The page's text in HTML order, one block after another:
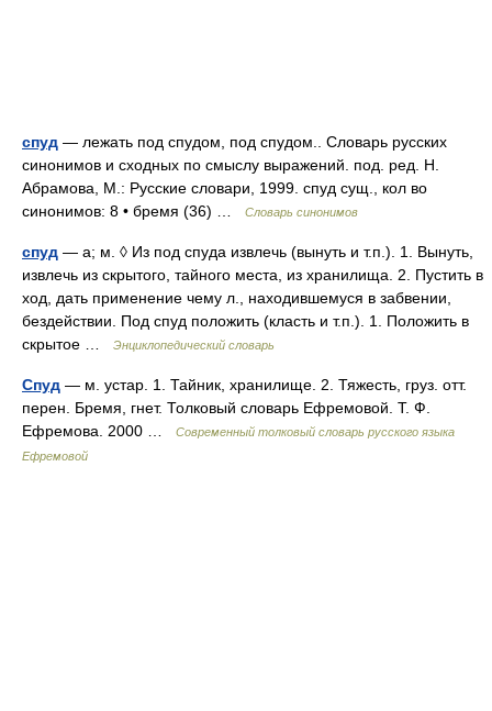
спуд — лежать под спудом, под спудом.. Словарь русских
синонимов и сходных по смыслу выражений. под. ред. Н.
Абрамова, М.: Русские словари, 1999. спуд сущ., кол во
синонимов: 8 • бремя (36) …
Словарь синонимов
спуд — а; м. ◊ Из под спуда извлечь (вынуть и т.п.). 1. Вынуть,
извлечь из скрытого, тайного места, из хранилища. 2. Пустить в
ход, дать применение чему л., находившемуся в забвении,
бездействии. Под спуд положить (класть и т.п.). 1. Положить в
скрытое …
Энциклопедический словарь
Спуд — м. устар. 1. Тайник, хранилище. 2. Тяжесть, груз. отт.
перен. Бремя, гнет. Толковый словарь Ефремовой. Т. Ф.
Ефремова. 2000 …
Современный толковый словарь русского языка
Ефремовой